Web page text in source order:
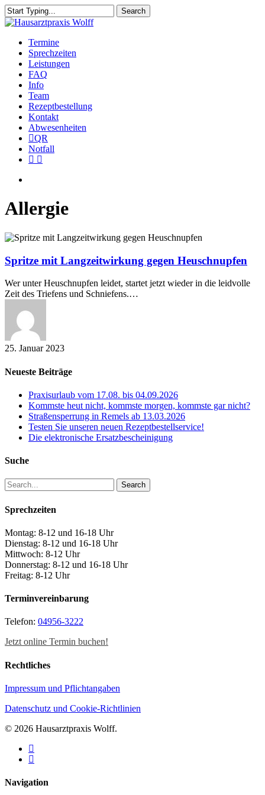
Skip
to
content
Search
Close
Menu
Termine
Sprechzeiten
Leistungen
FAQ
Info
Team
Rezeptbestellung
Kontakt
Abwesenheiten
QR
Notfall
facebook
instagram
Allergie
Spritze
Langzeitwirkung
gegen
Heuschnupfen
Spritze mit Langzeitwirkung gegen Heuschnupfen
Wer unter Heuschnupfen leidet, startet jetzt wieder in die leidvolle
Zeit des Triefens und Schniefens.…
25. Januar 2023
Neueste Beiträge
Praxisurlaub vom 17.08. bis 04.09.2026
Kommste heut nicht, kommste morgen, kommste gar nicht?
Straßensperrung in Remels ab 13.03.2026
Testen Sie unseren neuen Rezeptbestellservice!
Die elektronische Ersatzbescheinigung
Suche
Search
Sprechzeiten
Montag: 8-12 und 16-18 Uhr
Dienstag: 8-12 und 16-18 Uhr
Mittwoch: 8-12 Uhr
Donnerstag: 8-12 und 16-18 Uhr
Freitag: 8-12 Uhr
Terminvereinbarung
Telefon: 04956-3222
Jetzt online Termin buchen!
Rechtliches
Impressum und Pflichtangaben
Datenschutz und Cookie-Richtlinien
© 2026 Hausarztpraxis Wolff.
facebook
instagram
Close
Navigation